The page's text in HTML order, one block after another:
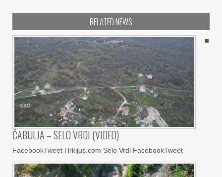
RELATED NEWS
ČABULJA – SELO VRDI (VIDEO)
FacebookTweet Hrkljus.com Selo Vrdi FacebookTweet